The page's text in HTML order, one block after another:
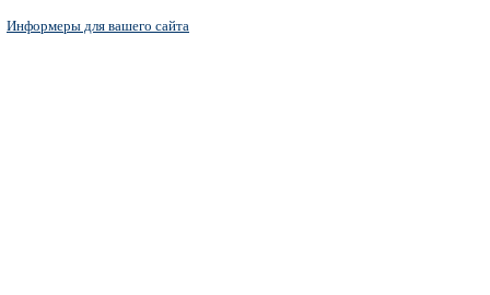
Информеры для вашего сайта